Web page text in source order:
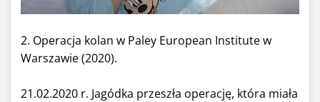
2. Operacja kolan w Paley European Institute w
Warszawie (2020).
21.02.2020 r. Jagódka przeszła operację, która miała